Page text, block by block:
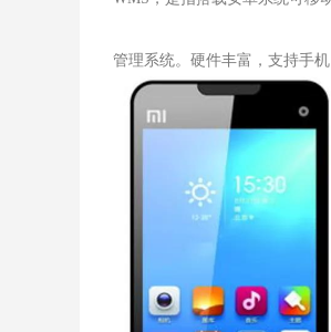
管理系统。硬件丰富，支持手机